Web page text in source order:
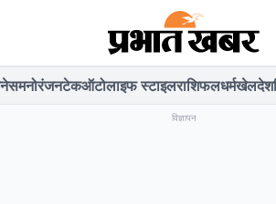
मनोरंजनटेकऑटोलाइफ स्टाइलराशिफलधर्मखेलदेश
विज्ञापन